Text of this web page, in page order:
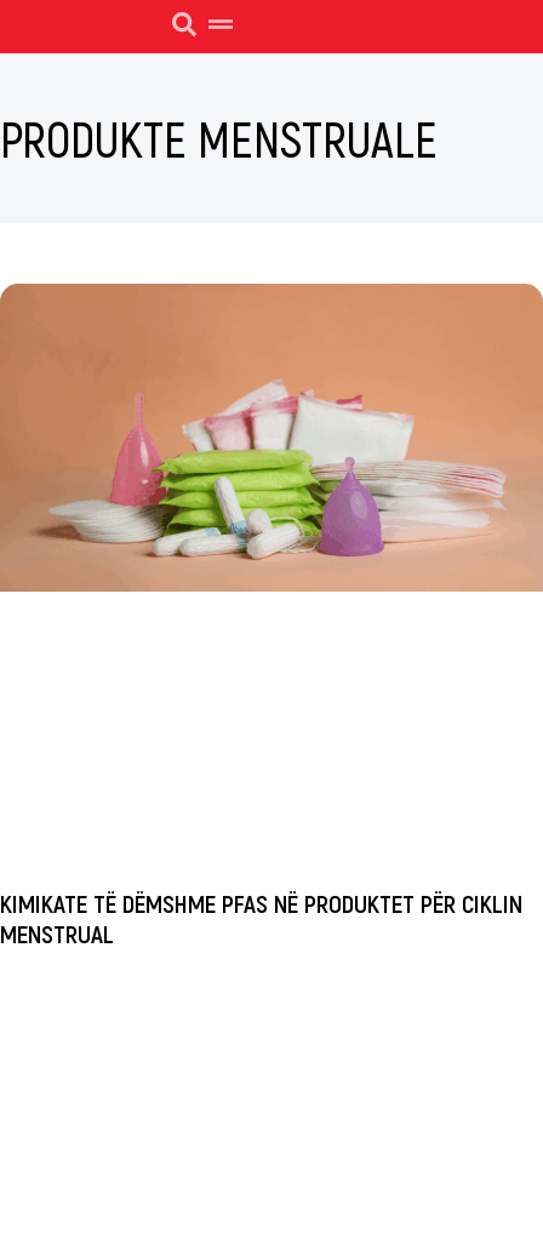
PRODUKTE MENSTRUALE
KIMIKATE TË DËMSHME PFAS NË PRODUKTET PËR CIKLIN
MENSTRUAL